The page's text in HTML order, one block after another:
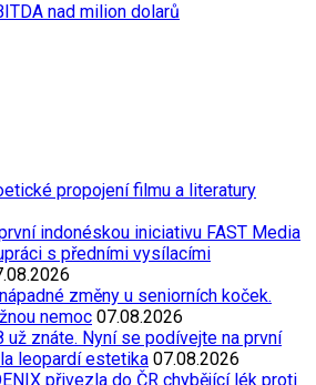
nad milion dolarů
propojení filmu a literatury
indonéskou iniciativu FAST Media
s předními vysílacími
změny u seniorních koček.
nemoc 07.08.2026
už znáte. Nyní se podívejte na první
leopardí estetika 07.08.2026
přivezla do ČR chybějící lék proti